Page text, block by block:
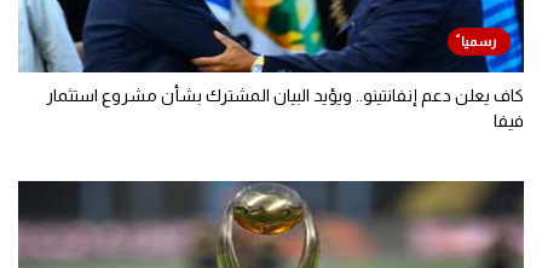
كاف يعلن دعم إنفانتينو.. ويؤيد البيان المشترك بشأن مشروع استثمار
فيفا